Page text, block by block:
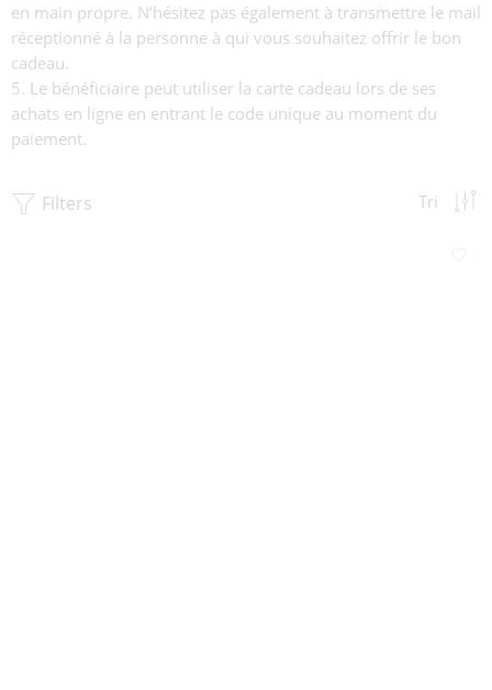
en main propre. N’hésitez pas également à transmettre le mail
réceptionné à la personne à qui vous souhaitez offrir le bon
cadeau.
Le bénéficiaire peut utiliser la carte cadeau lors de ses
achats en ligne en entrant le code unique au moment du
paiement.
Filters Tri